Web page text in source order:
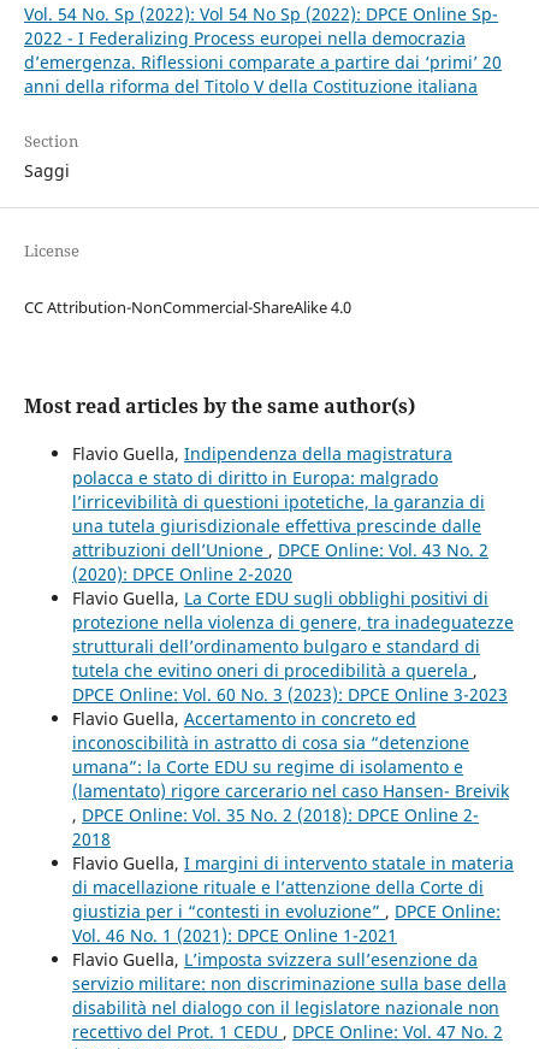
Vol. 54 No. Sp (2022): Vol 54 No Sp (2022): DPCE Online Sp-
2022 - I Federalizing Process europei nella democrazia
d’emergenza. Riflessioni comparate a partire dai ‘primi’ 20
anni della riforma del Titolo V della Costituzione italiana
Section
Saggi
License
CC Attribution-NonCommercial-ShareAlike 4.0
Most read articles by the same author(s)
Flavio Guella, Indipendenza della magistratura
polacca e stato di diritto in Europa: malgrado
l’irricevibilità di questioni ipotetiche, la garanzia di
una tutela giurisdizionale effettiva prescinde dalle
attribuzioni dell’Unione , DPCE Online: Vol. 43 No. 2
(2020): DPCE Online 2-2020
Flavio Guella, La Corte EDU sugli obblighi positivi di
protezione nella violenza di genere, tra inadeguatezze
strutturali dell’ordinamento bulgaro e standard di
tutela che evitino oneri di procedibilità a querela ,
DPCE Online: Vol. 60 No. 3 (2023): DPCE Online 3-2023
Flavio Guella, Accertamento in concreto ed
inconoscibilità in astratto di cosa sia “detenzione
umana”: la Corte EDU su regime di isolamento e
(lamentato) rigore carcerario nel caso Hansen- Breivik
, DPCE Online: Vol. 35 No. 2 (2018): DPCE Online 2-
2018
Flavio Guella, I margini di intervento statale in materia
di macellazione rituale e l’attenzione della Corte di
giustizia per i “contesti in evoluzione” , DPCE Online:
Vol. 46 No. 1 (2021): DPCE Online 1-2021
Flavio Guella, L’imposta svizzera sull’esenzione da
servizio militare: non discriminazione sulla base della
disabilità nel dialogo con il legislatore nazionale non
recettivo del Prot. 1 CEDU , DPCE Online: Vol. 47 No. 2